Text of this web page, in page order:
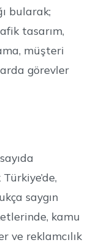
bularak;
tasarım,
müşteri
görevler
saygın
kamu
ve reklamcılık